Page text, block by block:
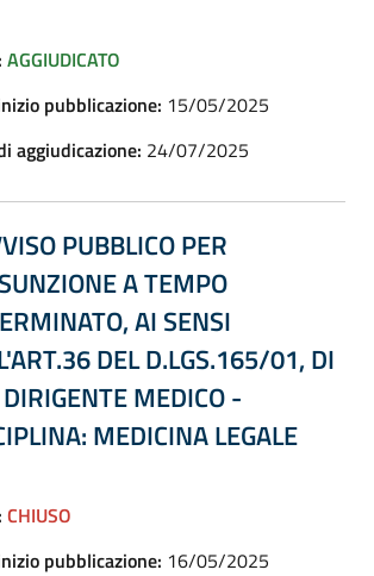
AGGIUDICATO
pubblicazione: 15/05/2025
aggiudicazione: 24/07/2025
PUBBLICO PER
A TEMPO
AI SENSI
DEL D.LGS.165/01, DI
MEDICO -
MEDICINA LEGALE
CHIUSO
pubblicazione: 16/05/2025